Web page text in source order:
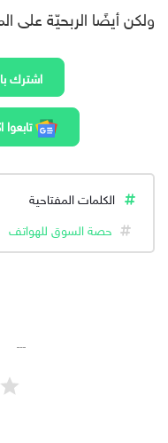
ولكن أيضًا الربحيّة على
اشترك
تابعوا اكسفار عبر google News
الكلمات المفتاحية
حصة السوق للهواتف